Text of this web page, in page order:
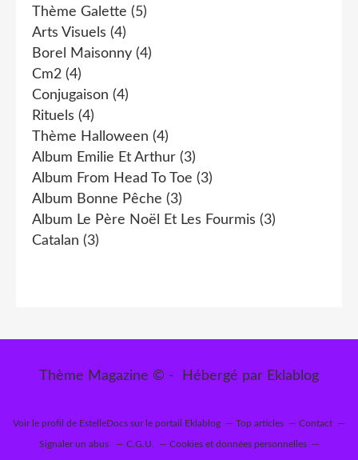
Thème Galette (5)
Arts Visuels (4)
Borel Maisonny (4)
Cm2 (4)
Conjugaison (4)
Rituels (4)
Thème Halloween (4)
Album Emilie Et Arthur (3)
Album From Head To Toe (3)
Album Bonne Pêche (3)
Album Le Père Noël Et Les Fourmis (3)
Catalan (3)
Thème Magazine © - Hébergé par Eklablog
Voir le profil de EstelleDocs sur le portail Eklablog Top articles Contact
Signaler un abus C.G.U. Cookies et données personnelles